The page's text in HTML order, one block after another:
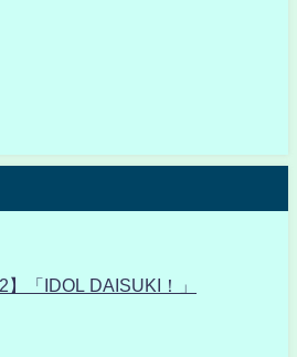
】「IDOL DAISUKI！」